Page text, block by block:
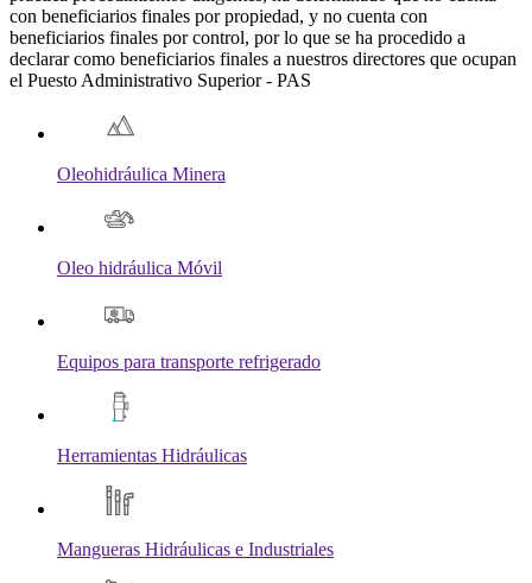
con beneficiarios finales por propiedad, y no cuenta con
beneficiarios finales por control, por lo que se ha procedido a
declarar como beneficiarios finales a nuestros directores que ocupan
el Puesto Administrativo Superior - PAS
Oleohidráulica Minera
Oleo hidráulica Móvil
Equipos para transporte refrigerado
Herramientas Hidráulicas
Mangueras Hidráulicas e Industriales